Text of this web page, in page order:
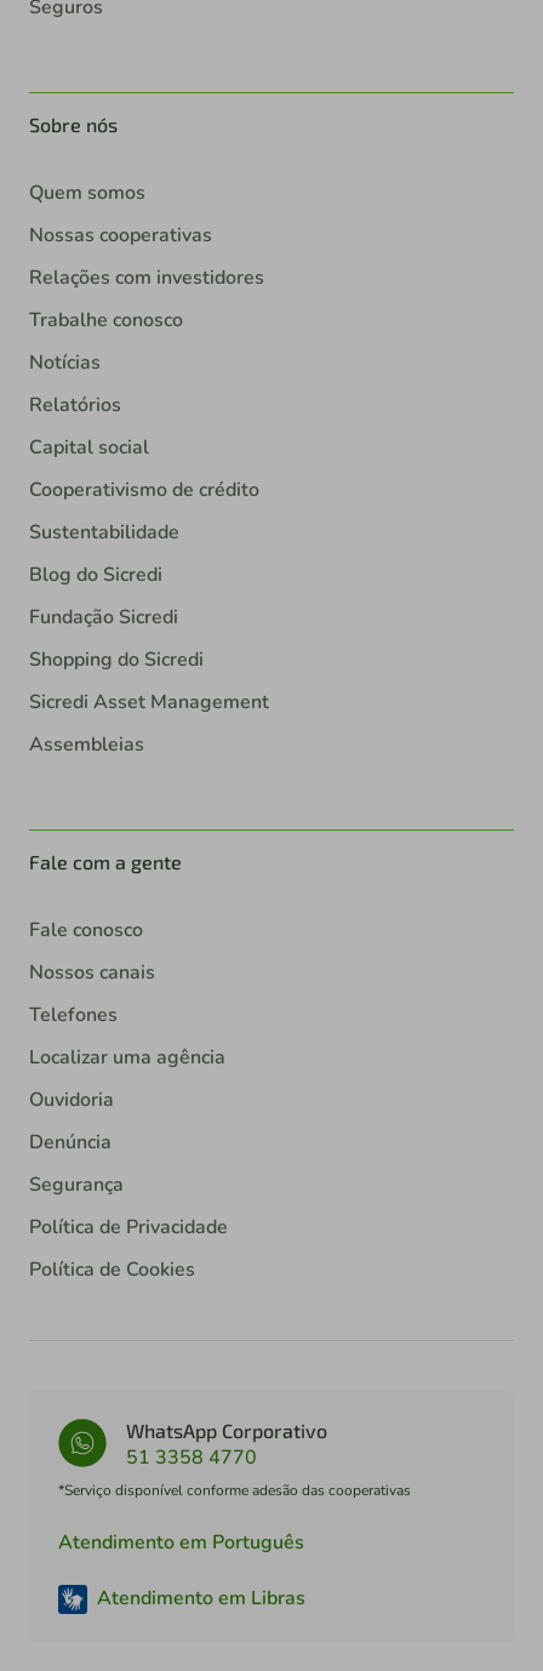
Seguros
Sobre nós
Quem somos
Nossas cooperativas
Relações com investidores
Trabalhe conosco
Notícias
Relatórios
Capital social
Cooperativismo de crédito
Sustentabilidade
Blog do Sicredi
Fundação Sicredi
Shopping do Sicredi
Sicredi Asset Management
Assembleias
Fale com a gente
Fale conosco
Nossos canais
Telefones
Localizar uma agência
Ouvidoria
Denúncia
Segurança
Política de Privacidade
Política de Cookies
WhatsApp Corporativo
51 3358 4770
*Serviço disponível conforme adesão das cooperativas
Atendimento em Português
Atendimento em Libras